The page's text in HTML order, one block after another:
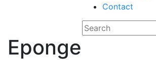
Contact
Eponge